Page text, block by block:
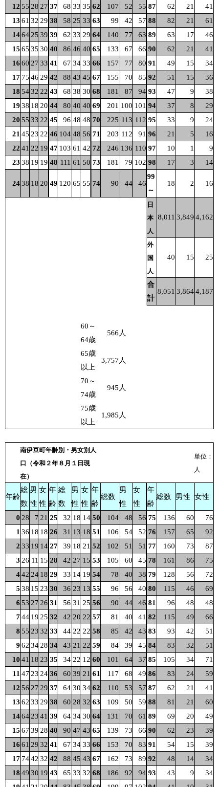
12 55 28 27 37 68 33 35 62 107 52 55 87 62 21
41
13 61 32 29 38 58 25 33 63 99 42 57 88 82 21
61
1464 25 39 39 62 33 29 64 140 77 63 89 63 17
46
15 65 35 30 40 86 46 40 65 133 67 66 90 62 21
41
16 60 27 33 41 67 34 33 66 157 77 80 91 49 15
34
17 75 46 29 42 88 43 45 67 155 70 85 92 51 15
36
18 5432 22 43 68 38 30 68 181 87 94 93 47 9
38
19 38 18 20 44 80 40 40 69 201 100 101 94 37 8
29
20 55 33 22 45 96 48 48 70 225 113 112 95 33 9
24
21 45 23 22 46 104 48 56 71 203 112 91 96 21 5
16
22 41 22 19 47 103 61 42 72 246 136 110 97 10 1
9
23 38 19 19 48 111 61 50 73 181 79 102 98 17 3 14
2438 18 20 49 120 65 55 74 90 44 46
99
～
18 2 16
日
本
人
8,011 3,849 4,162
外
国
人
40 15 25
合
計
8,051 3,8644,187
60～
64歳
566 人
65歳
以上
3,757 人
70～
74歳
945 人
75歳
以上
1,985 人
南伊豆町年齢別・男女別人
口（令和２年８月１日現
在）
単位：
人
年齢
総
数
男
性
女
性
年
齢
総
数
男
性
女
性
年
齢
総数
男
性
女
性
年
齢
総数 男性 女性
0 28 7 21 25 32 18 14 50 104 48 56 75 136 60
76
1 36 18 18 26 31 13 18 51 106 54 52 76 157 65
92
2 33 19 14 27 39 18 21 52 102 51 51 77 160 73
87
3 26 11 15 28 42 27 15 53 105 60 45 78 161 86
75
442 24 18 29 33 14 19 54 78 40 38 79 128 56
72
5 38 15 23 30 36 23 13 55 96 56 40 80 115 46
69
6 53 27 26 31 56 31 25 56 90 44 46 81 96 48
48
744 19 25 32 42 20 22 57 81 40 41 82 115 49
66
8 55 23 32 33 44 22 22 58 85 42 43 83 93 42
51
9 62 34 28 34 43 21 22 59 84 39 45 84 83 32
51
10 41 18 23 35 34 22 12 60 101 64 37 85 105 34
71
11 47 23 24 36 60 39 21 61 117 68 49 86 83 24
59
12 56 27 29 37 64 30 34 62 110 53 57 87 62 21
41
13 62 33 29 38 60 28 32 63 109 50 59 88 81 21
60
1464 23 41 39 64 34 30 64 131 70 61 89 69 20
49
15 67 39 28 40 90 47 43 65 139 73 66 90 62 23
39
16 61 29 32 41 67 34 33 66 153 70 83 91 54 15
39
17 7442 32 42 88 45 43 67 162 73 89 92 48 14
34
18 49 30 19 43 65 33 32 68 186 92 94 93 43 9
34